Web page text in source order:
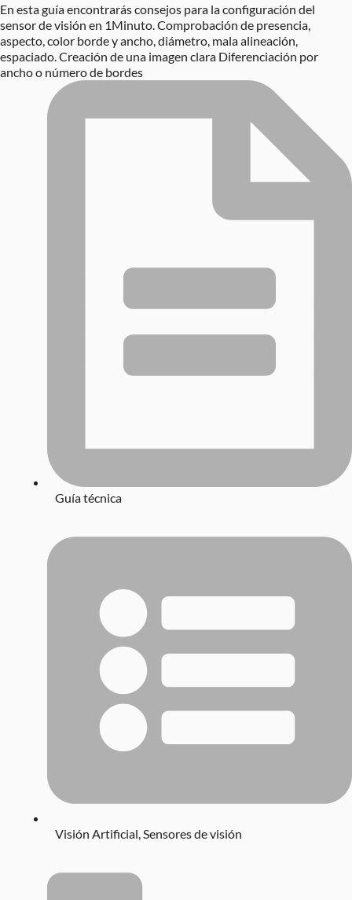
En esta guía encontrarás consejos para la configuración del
sensor de visión en 1Minuto. Comprobación de presencia,
aspecto, color borde y ancho, diámetro, mala alineación,
espaciado. Creación de una imagen clara Diferenciación por
ancho o número de bordes
Guía técnica
Visión Artificial,Sensores de visión